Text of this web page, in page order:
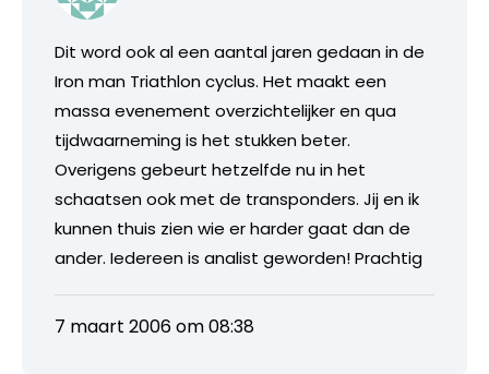
Dit word ook al een aantal jaren gedaan in de
Iron man Triathlon cyclus. Het maakt een
massa evenement overzichtelijker en qua
tijdwaarneming is het stukken beter.
Overigens gebeurt hetzelfde nu in het
schaatsen ook met de transponders. Jij en ik
kunnen thuis zien wie er harder gaat dan de
ander. Iedereen is analist geworden! Prachtig
7 maart 2006 om 08:38